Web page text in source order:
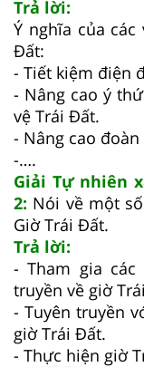
Trả lời:
Ý nghĩa của
Đất:
- Tiết kiệm điện
- Nâng cao ý
vệ Trái Đất.
- Nâng cao đoàn
-….
Giải Tự nhiên
2: Nói về một
Giờ Trái Đất.
Trả lời:
- Tham gia
truyền về giờ
- Tuyên truyền
giờ Trái Đất.
- Thực hiện giờ